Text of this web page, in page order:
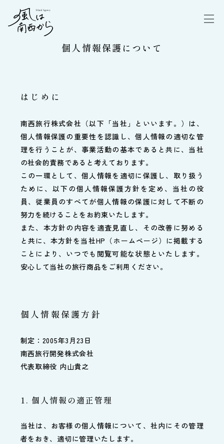
個人情報保護について
はじめに
南西旅行株式会社（以下「当社」といいます。）は、
個人情報保護の重要性を認識し、個人情報の適切な管
理を行うことが、事業活動の基本であると共に、当社
の社会的責務であると考えております。
この一環として、個人情報を適切に保護し、取り扱う
ために、以下の個人情報保護方針を定め、当社の役
員、従業員のすべてが個人情報の保護に対して不断の
努力を続けることをお約束いたします。
また、本方針の内容を適査見直し、その改善に努める
と共に、本方針を当社HP（ホームページ）に掲載する
ことにより、いつでも閲覧可能な状態といたします。
安心して当社の旅行商品をご利用ください。
個人情報保護方針
制定：2005年3月23日
南西旅行開発株式会社
代表取締役 内山貴之
1. 個人情報の適正管理
当社は、お客様の個人情報について、社内にその管理
者をおき、適切に管理いたします。